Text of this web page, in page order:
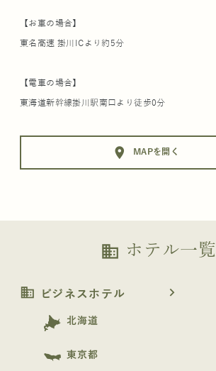
【お車の場合】
東名高速 掛川ICより約5分
【電車の場合】
東海道新幹線掛川駅南口より徒歩0分
location_on MAPを開く
business ホテル一覧
business ビジネスホテル navigate_next
北海道
東京都